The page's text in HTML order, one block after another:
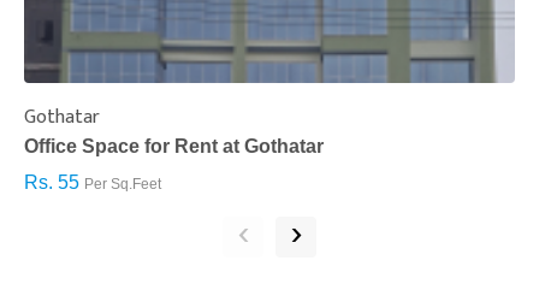
Gothatar
Office Space for Rent at Gothatar
Rs. 55 Per Sq.Feet
‹ ›